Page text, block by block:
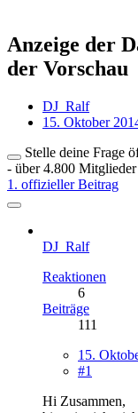
Anzeige der
der Vorschau
DJ_Ralf
15. Oktober
Stelle deine Frage
- über 4.800
1. offizieller Beitrag
DJ_Ralf
Reaktionen
6
Beiträge
111
15.
#1
Hi Zusammen,